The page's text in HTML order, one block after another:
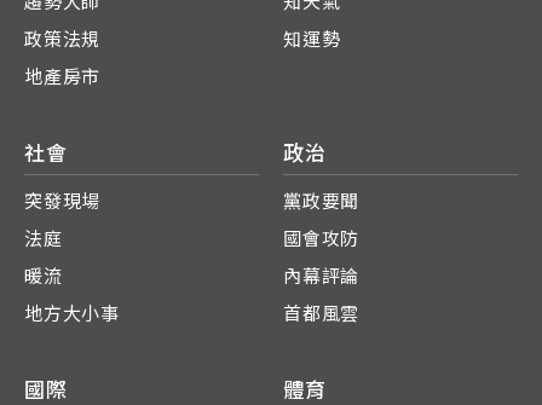
政策法規
地產房市
知運勢
社會
突發現場
法庭
暖流
地方大小事
政治
黨政要聞
國會攻防
內幕評論
首都風雲
國際 體育